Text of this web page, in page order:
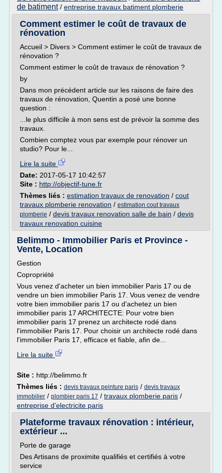
de batiment/ entreprise travaux batiment plomberie
Comment estimer le coût de travaux de
rénovation
Accueil > Divers > Comment estimer le coût de travaux de
rénovation ?
Comment estimer le coût de travaux de rénovation ?
by
Dans mon précédent article sur les raisons de faire des
travaux de rénovation, Quentin a posé une bonne
question :
...le plus difficile à mon sens est de prévoir la somme des
travaux.
Combien comptez vous par exemple pour rénover un
studio? Pour le...
Lire la suite
Date: 2017-05-17 10:42:57
Site : http://objectif-tune.fr
Thèmes liés : estimation travaux de renovation / cout
travaux plomberie renovation / estimation cout travaux
plomberie / devis travaux renovation salle de bain / devis
travaux renovation cuisine
Belimmo - Immobilier Paris et Province -
Vente, Location
Gestion
Copropriété
Vous venez d'acheter un bien immobilier Paris 17 ou de
vendre un bien immobilier Paris 17. Vous venez de vendre
votre bien immobilier paris 17 ou d'achetez un bien
immobilier paris 17 ARCHITECTE: Pour votre bien
immobilier paris 17 prenez un architecte rodé dans
l'immobilier Paris 17. Pour choisir un architecte rodé dans
l'immobilier Paris 17, efficace et fiable, afin de...
Lire la suite
Site : http://belimmo.fr
Thèmes liés : devis travaux peinture paris / devis travaux
immobilier / plombier paris 17 / travaux plomberie paris /
entreprise d'electricite paris
Plateforme travaux rénovation : intérieur,
extérieur ...
Porte de garage
Des Artisans de proximite qualifiés et certifiés à votre
service